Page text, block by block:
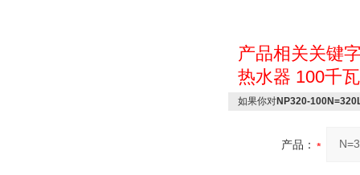
产品相关关键
热水器 100千
如果你对NP320-
产品：